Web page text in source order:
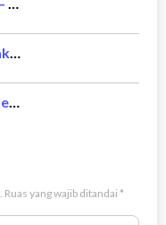
Butuh Baker – Viavia Artisan bakery (DI Yogyakarta) Tanpa Ijazah
Info Loker Balikpapan 2025 – Cleaning Service/Landscape (PT Airkon Pratama) Tanpa Ijazah Sekolah
Ruas yang wajib ditandai *